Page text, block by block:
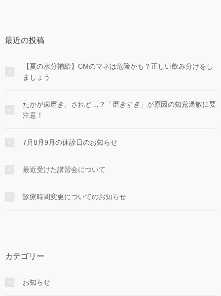
最近の投稿
【夏の水分補給】CMのマネは危険かも？正しい飲み分けをし
ましょう
たかが歯磨き、されど…？「磨きすぎ」が原因の知覚過敏に要
注意！
7月8月9月の休診日のお知らせ
最近受けた講習会について
診療時間変更についてのお知らせ
カテゴリー
お知らせ